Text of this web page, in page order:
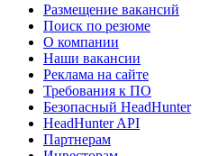
Размещение вакансий
Поиск по резюме
О компании
Наши вакансии
Реклама на сайте
Требования к ПО
Безопасный HeadHunter
HeadHunter API
Партнерам